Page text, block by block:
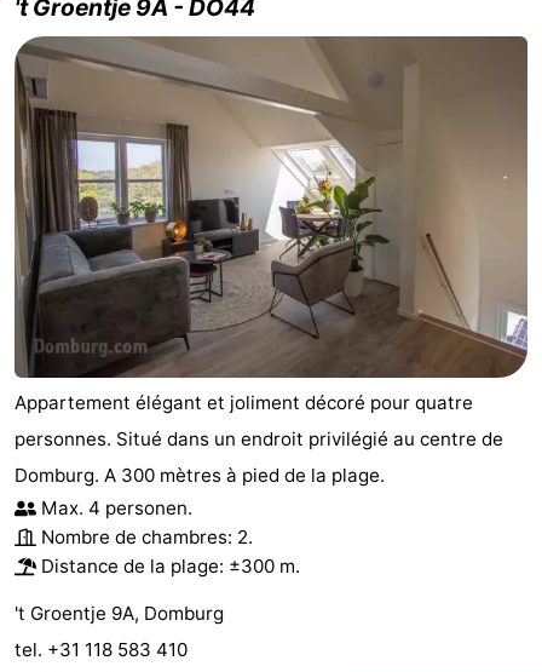
't Groentje 9A - DO44
Appartement élégant et joliment décoré pour quatre
personnes. Situé dans un endroit privilégié au centre de
Domburg. A 300 mètres à pied de la plage.
Max. 4 personen.
Nombre de chambres: 2.
Distance de la plage: ±300 m.
't Groentje 9A, Domburg
tel. +31 118 583 410